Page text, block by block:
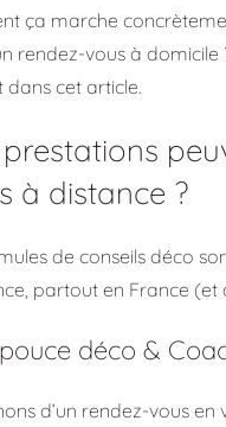
ça marche
rendez-vous à domicile
dans cet article.
à distance ?
de conseils déco
partout en France (et
déco &
d’un rendez-vous en